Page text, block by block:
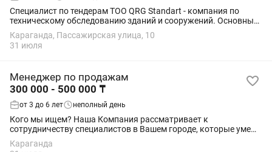
Специалист по тендерам ТОО QRG Standart - компания по
техническому обследованию зданий и сооружений. Основные
направления: экспертиза здания, дефектоскопия, техническое
обследование, обучение,...
Караганда, Пассажирская улица, 10
31 июля
Менеджер по продажам
300 000 - 500 000 ₸
от 3 до 6 лет неполный день
Кого мы ищем? Наша Компания рассматривает к
сотрудничеству специалистов в Вашем городе, которые умеют
продавать, работать с клиентами и доводить сделки до
результата. Сфера деятельности...
Караганда